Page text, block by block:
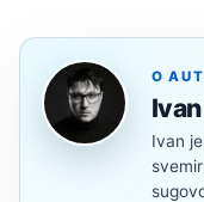
O
Ivan